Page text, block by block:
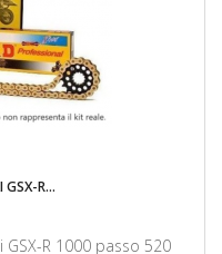
GSX-R...
GSX-R 1000 passo 520